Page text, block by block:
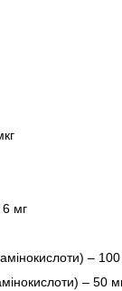
6 мг
–
– 50